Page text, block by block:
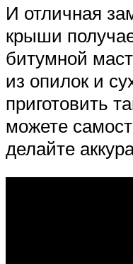
И отличная
крыши
битумной
из опилок и
приготовить
можете
делайте